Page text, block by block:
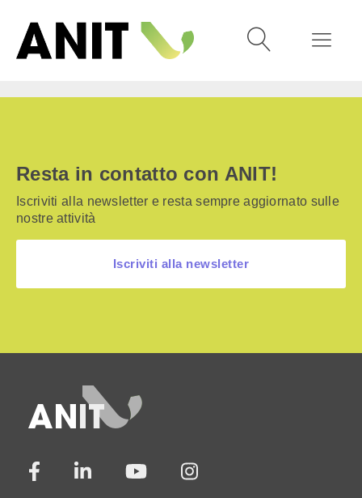
Resta in contatto con ANIT!
Iscriviti alla newsletter e resta sempre aggiornato sulle
nostre attività
Iscriviti alla newsletter